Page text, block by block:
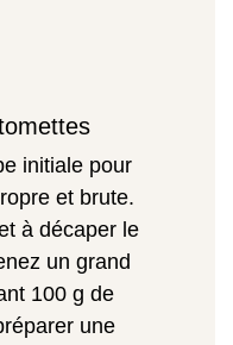
initiale pour
et brute.
à décaper le
un grand
100 g de
une